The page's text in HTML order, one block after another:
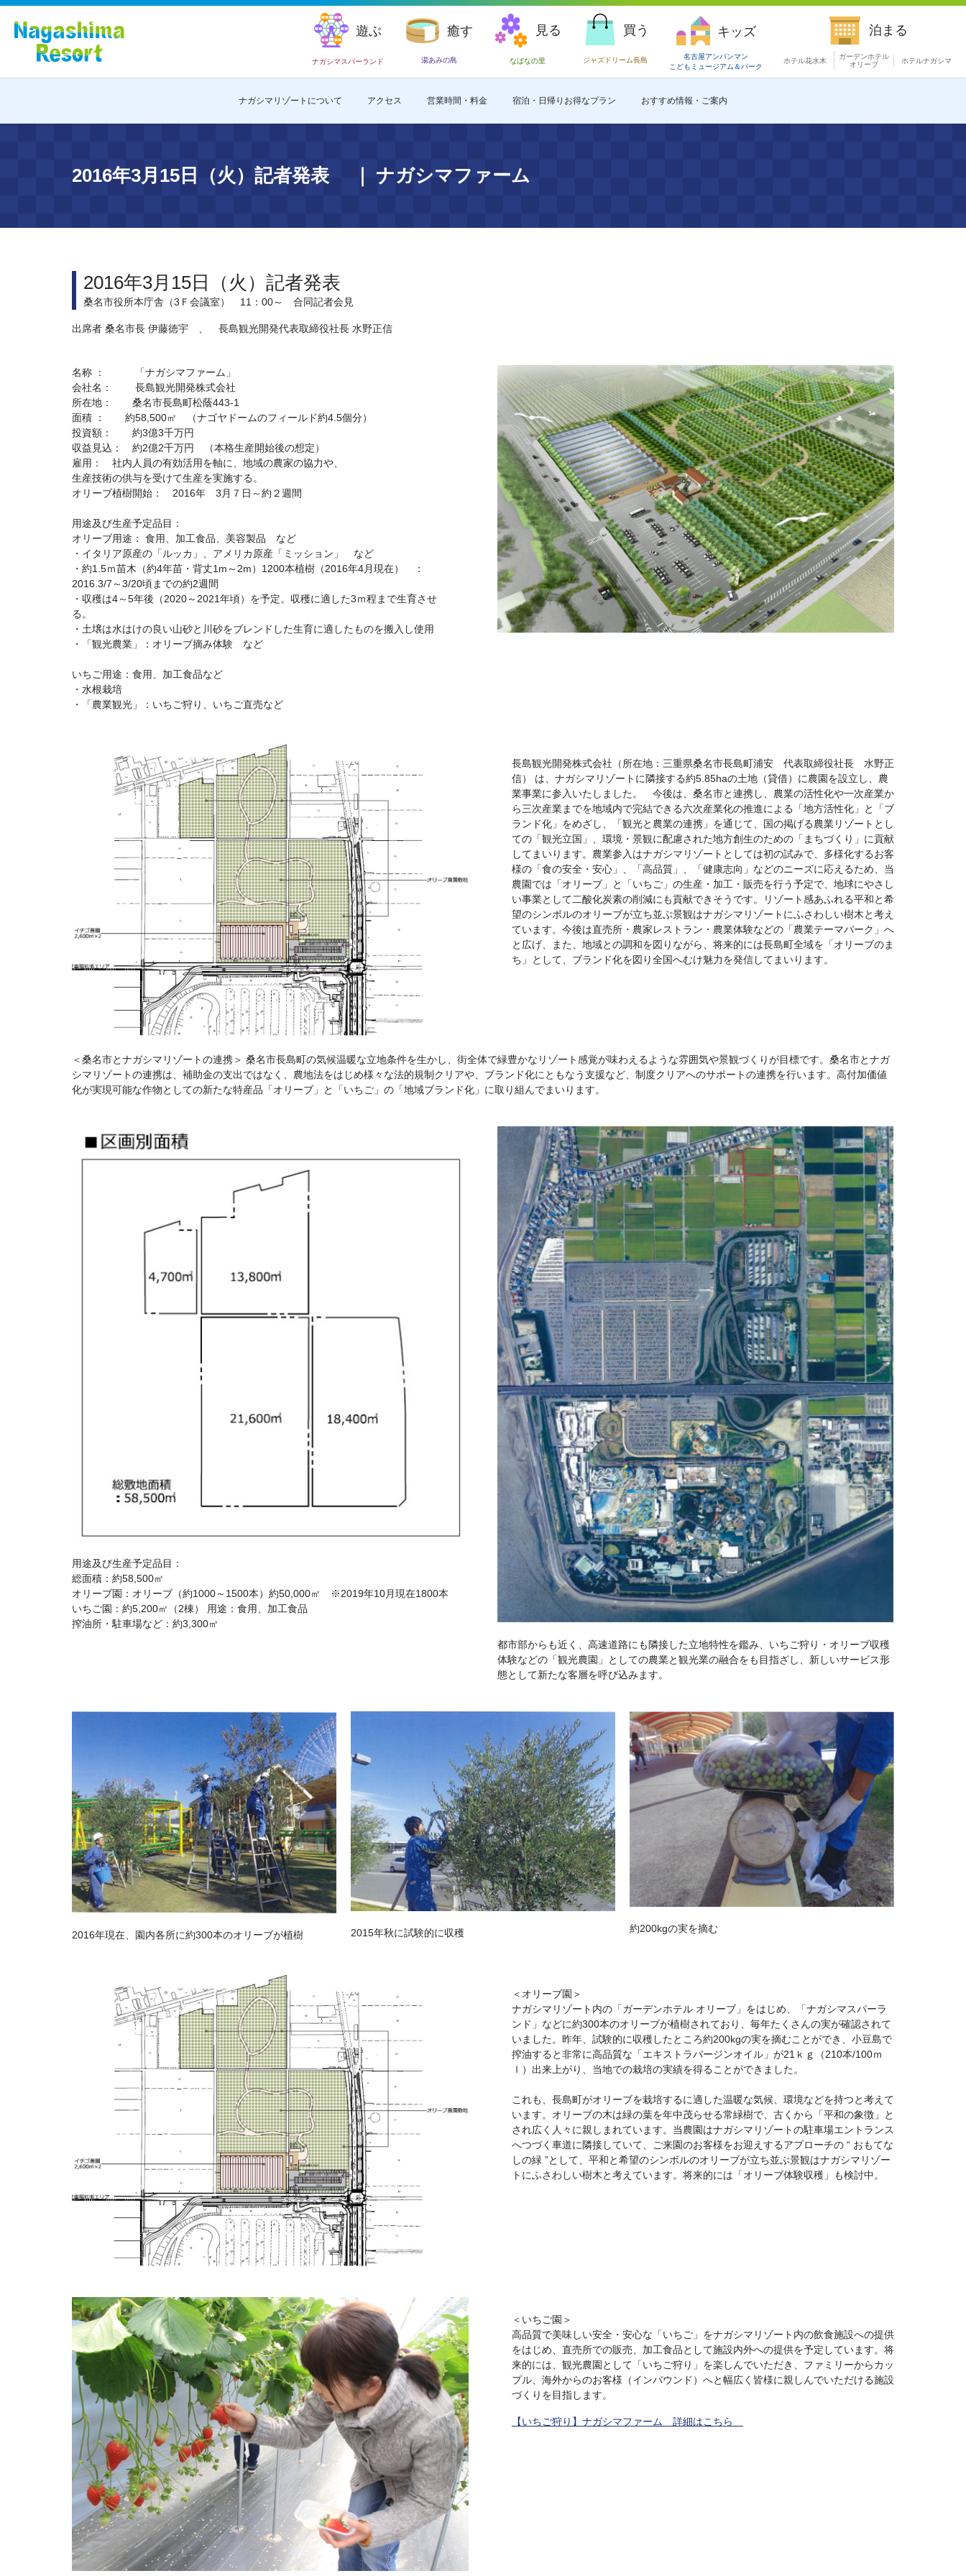
遊ぶ
ナガシマスパーランド
癒す
湯あみの島
見る
なばなの里
買う
ジャズドリーム長島
キッズ
名古屋アンパンマン
こどもミュージアム ＆パーク
泊まる
ホテル花水木
ガーデンホテル
オリーブ
ホテルナガシマ
ナガシマリゾートについて アクセス 営業時間・料金 宿泊・日帰りお得なプラン おすすめ情報・ご案内
2016年3月15日（火）記者発表 ｜ ナガシマファーム
2016年3月15日（火）記者発表
桑名市役所本庁舎（3Ｆ会議室） 11：00～ 合同記者会見
出席者 桑名市長 伊藤徳宇 、 長島観光開発代表取締役社長 水野正信
名称 ： 「ナガシマファーム」
会社名： 長島観光開発株式会社
所在地： 桑名市長島町松蔭443-1
面積 ： 約58,500㎡ （ナゴヤドームのフィールド約4.5個分）
投資額： 約3億3千万円
収益見込： 約2億2千万円 （本格生産開始後の想定）
雇用： 社内人員の有効活用を軸に、地域の農家の協力や、
生産技術の供与を受けて生産を実施する。
オリーブ植樹開始： 2016年 3月７日～約２週間
用途及び生産予定品目：
オリーブ用途： 食用、加工食品、美容製品 など
・イタリア原産の「ルッカ」、アメリカ原産「ミッション」 など
・約1.5ｍ苗木（約4年苗・背丈1m～2m）1200本植樹（2016年4月現在） ：
2016.3/7～3/20頃までの約2週間
・収穫は4～5年後（2020～2021年頃）を予定。収穫に適した3ｍ程まで生育させ
る。
・土壌は水はけの良い山砂と川砂をブレンドした生育に適したものを搬入し使用
・「観光農業」：オリーブ摘み体験 など
いちご用途：食用、加工食品など
・水根栽培
・「農業観光」：いちご狩り、いちご直売など
長島観光開発株式会社（所在地：三重県桑名市長島町浦安 代表取締役社長 水野正
信） は、ナガシマリゾートに隣接する約5.85haの土地（貸借）に農園を設立し、農
業事業に参入いたしました。 今後は、桑名市と連携し、農業の活性化や一次産業か
ら三次産業までを地域内で完結できる六次産業化の推進による「地方活性化」と「ブ
ランド化」をめざし、「観光と農業の連携」を通じて、国の掲げる農業リゾートとし
ての「観光立国」、環境・景観に配慮された地方創生のための「まちづくり」に貢献
してまいります。農業参入はナガシマリゾートとしては初の試みで、多様化するお客
様の「食の安全・安心」、「高品質」、「健康志向」などのニーズに応えるため、当
農園では「オリーブ」と「いちご」の生産・加工・販売を行う予定で、地球にやさし
い事業として二酸化炭素の削減にも貢献できそうです。リゾート感あふれる平和と希
望のシンボルのオリーブが立ち並ぶ景観はナガシマリゾートにふさわしい樹木と考え
ています。今後は直売所・農家レストラン・農業体験などの「農業テーマパーク」へ
と広げ、また、地域との調和を図りながら、将来的には長島町全域を「オリーブのま
ち」として、ブランド化を図り全国へむけ魅力を発信してまいります。
＜桑名市とナガシマリゾートの連携＞ 桑名市長島町の気候温暖な立地条件を生かし、街全体で緑豊かなリゾート感覚が味わえるような雰囲気や景観づくりが目標です。桑名市とナガ
シマリゾートの連携は、補助金の支出ではなく、農地法をはじめ様々な法的規制クリアや、ブランド化にともなう支援など、制度クリアへのサポートの連携を行います。高付加価値
化が実現可能な作物としての新たな特産品「オリーブ」と「いちご」の「地域ブランド化」に取り組んでまいります。
用途及び生産予定品目：
総面積：約58,500㎡
オリーブ園：オリーブ（約1000～1500本）約50,000㎡ ※2019年10月現在1800本
いちご園：約5,200㎡（2棟） 用途：食用、加工食品
搾油所・駐車場など：約3,300㎡
都市部からも近く、高速道路にも隣接した立地特性を鑑み、いちご狩り・オリーブ収穫
体験などの「観光農園」としての農業と観光業の融合をも目指ざし、新しいサービス形
態として新たな客層を呼び込みます。
2016年現在、園内各所に約300本のオリーブが植樹 2015年秋に試験的に収穫 約200kgの実を摘む
＜オリーブ園＞
ナガシマリゾート内の「ガーデンホテル オリーブ」をはじめ、「ナガシマスパーラ
ンド」などに約300本のオリーブが植樹されており、毎年たくさんの実が確認されて
いました。昨年、試験的に収穫したところ約200kgの実を摘むことができ、小豆島で
搾油すると非常に高品質な「エキストラバージンオイル」が21ｋｇ（210本/100ｍ
ｌ）出来上がり、当地での栽培の実績を得ることができました。
これも、長島町がオリーブを栽培するに適した温暖な気候、環境などを持つと考えて
います。オリーブの木は緑の葉を年中茂らせる常緑樹で、古くから「平和の象徴」と
され広く人々に親しまれています。当農園はナガシマリゾートの駐車場エントランス
へつづく車道に隣接していて、ご来園のお客様をお迎えするアプローチの “ おもてな
しの緑 ”として、平和と希望のシンボルのオリーブが立ち並ぶ景観はナガシマリゾー
トにふさわしい樹木と考えています。将来的には「オリーブ体験収穫」も検討中。
＜いちご園＞
高品質で美味しい安全・安心な「いちご」をナガシマリゾート内の飲食施設への提供
をはじめ、直売所での販売、加工食品として施設内外への提供を予定しています。将
来的には、観光農園として「いちご狩り」を楽しんでいただき、ファミリーからカッ
プル、海外からのお客様（インバウンド）へと幅広く皆様に親しんでいただける施設
づくりを目指します。
【いちご狩り】ナガシマファーム 詳細はこちら